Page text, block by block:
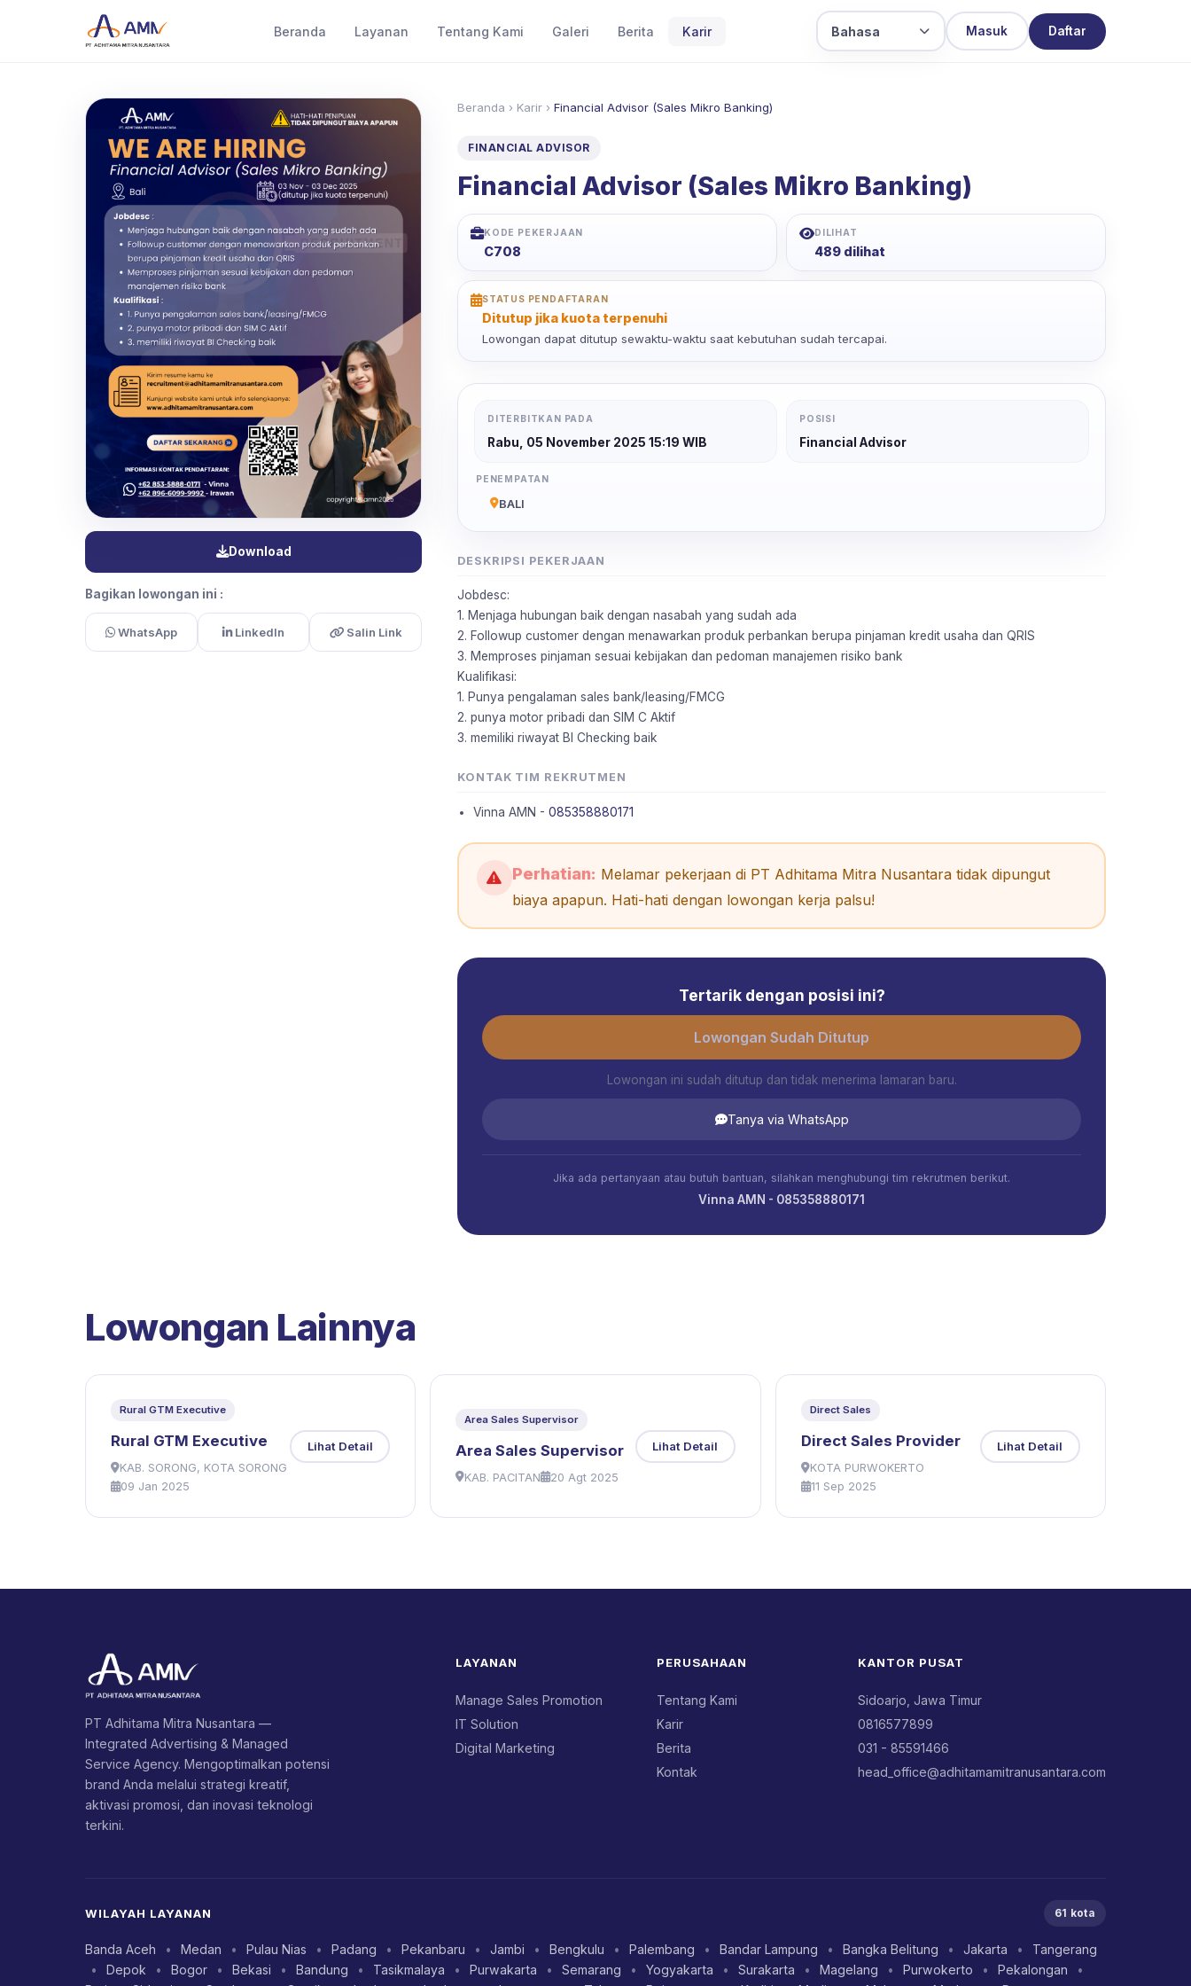
Beranda Layanan Tentang Kami Galeri Berita Karir Bahasa Masuk Daftar
Download
Bagikan lowongan ini :
WhatsApp LinkedIn Salin Link
Beranda › Karir › Financial Advisor (Sales Mikro Banking)
FINANCIAL ADVISOR
Financial Advisor (Sales Mikro Banking)
KODE PEKERJAAN
C708
DILIHAT
489 dilihat
STATUS PENDAFTARAN
Ditutup jika kuota terpenuhi
Lowongan dapat ditutup sewaktu-waktu saat kebutuhan sudah tercapai.
DITERBITKAN PADA
Rabu, 05 November 2025 15:19 WIB
POSISI
Financial Advisor
PENEMPATAN
BALI
DESKRIPSI PEKERJAAN
Jobdesc:
1. Menjaga hubungan baik dengan nasabah yang sudah ada
2. Followup customer dengan menawarkan produk perbankan berupa pinjaman kredit usaha dan QRIS
3. Memproses pinjaman sesuai kebijakan dan pedoman manajemen risiko bank
Kualifikasi:
1. Punya pengalaman sales bank/leasing/FMCG
2. punya motor pribadi dan SIM C Aktif
3. memiliki riwayat BI Checking baik
KONTAK TIM REKRUTMEN
Vinna AMN - 085358880171
Perhatian: Melamar pekerjaan di PT Adhitama Mitra Nusantara tidak dipungut
biaya apapun. Hati-hati dengan lowongan kerja palsu!
Tertarik dengan posisi ini?
Lowongan Sudah Ditutup
Lowongan ini sudah ditutup dan tidak menerima lamaran baru.
Tanya via WhatsApp
Jika ada pertanyaan atau butuh bantuan, silahkan menghubungi tim rekrutmen berikut.
Vinna AMN - 085358880171
Lowongan Lainnya
Rural GTM Executive
Rural GTM Executive
KAB. SORONG, KOTA SORONG
09 Jan 2025
Lihat Detail
Area Sales Supervisor
Area Sales Supervisor
KAB. PACITAN 20 Agt 2025
Lihat Detail
Direct Sales
Direct Sales Provider
KOTA PURWOKERTO
11 Sep 2025
Lihat Detail
PT Adhitama Mitra Nusantara —
Integrated Advertising & Managed
Service Agency. Mengoptimalkan potensi
brand Anda melalui strategi kreatif,
aktivasi promosi, dan inovasi teknologi
terkini.
LAYANAN
Manage Sales Promotion
IT Solution
Digital Marketing
PERUSAHAAN
Tentang Kami
Karir
Berita
Kontak
KANTOR PUSAT
Sidoarjo, Jawa Timur
0816577899
031 - 85591466
head_office@adhitamamitranusantara.com
WILAYAH LAYANAN 61 kota
Banda Aceh • Medan • Pulau Nias • Padang • Pekanbaru • Jambi • Bengkulu • Palembang • Bandar Lampung • Bangka Belitung • Jakarta •
Tangerang
•
Depok • Bogor • Bekasi • Bandung • Tasikmalaya • Purwakarta • Semarang • Yogyakarta • Surakarta • Magelang • Purwokerto • Pekalongan
•